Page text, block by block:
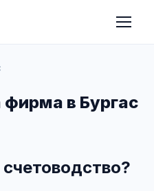
фирма в Бургас